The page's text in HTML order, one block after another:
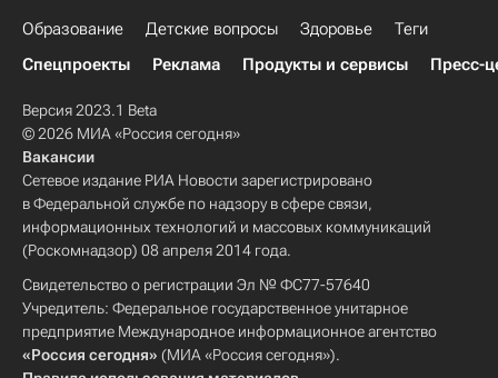
Образование Детские вопросы Здоровье
Теги
Спецпроекты
Реклама Продукты и сервисы Пресс-
Версия 2023.1 Beta
© 2026 МИА «Россия сегодня»
Вакансии
Сетевое издание РИА Новости зарегистрировано
в Федеральной службе по надзору в сфере связи,
информационных технологий и массовых коммуникаций
(Роскомнадзор) 08 апреля 2014 года.
Свидетельство о регистрации Эл № ФС77-57640
Учредитель: Федеральное государственное унитарное
предприятие Международное информационное агентство
«Россия сегодня» (МИА «Россия сегодня»).